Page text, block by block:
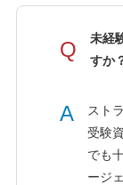
Q
未経
すか
A
スト
受験
でも
ージ